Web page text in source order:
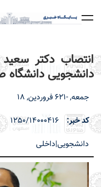
انتصاب دکتر
دانشجویی
جمعه, -621 فروردین, 18
کد خبر
1250/14000416
دانشجویی|داخلی